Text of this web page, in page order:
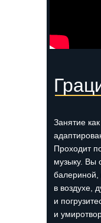
Занятие
Проходит
музыку. Вы
балериной,
в воздухе,
и
и